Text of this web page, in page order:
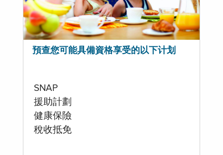
預查您可能具備資格享受的以下计划
SNAP
援助計劃
健康保險
稅收抵免